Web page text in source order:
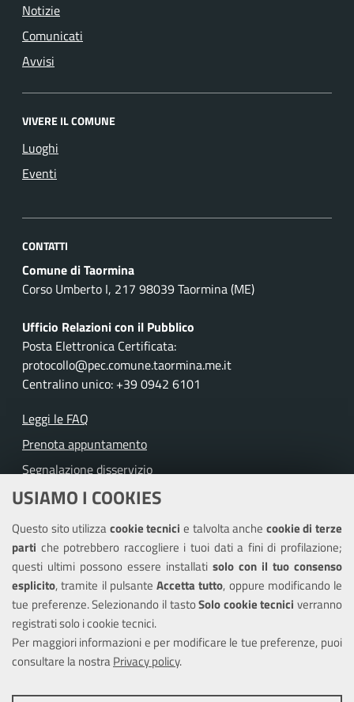
USIAMO I COOKIES
Questo sito utilizzacookie tecnicie talvolta anche cookie di terze
parti che potrebbero raccogliere i tuoi dati a fini di profilazione;
questi ultimi possono essere installati solo con il tuo consenso
esplicito, tramite il pulsante Accetta tutto, oppure modificando le
tue preferenze. Selezionando il tastoSolo cookie tecnici verranno
registrati solo i cookie tecnici.
Per maggiori informazioni e per modificare le tue preferenze, puoi
consultare la nostraPrivacy policy.
Notizie
Comunicati
Avvisi
VIVERE IL COMUNE
Luoghi
Eventi
CONTATTI
Comune di Taormina
Corso Umberto I, 217 98039 Taormina (ME)
Ufficio Relazioni con il Pubblico
Posta Elettronica Certificata:
protocollo@pec.comune.taormina.me.it
Centralino unico: +39 0942 6101
Leggi le FAQ
Prenota appuntamento
Segnalazione disservizio
Richiesta assistenza
Amministrazione trasparente
Informativa privacy
Note legali
Piano di miglioramento del sito
Dichiarazione di accessibilità